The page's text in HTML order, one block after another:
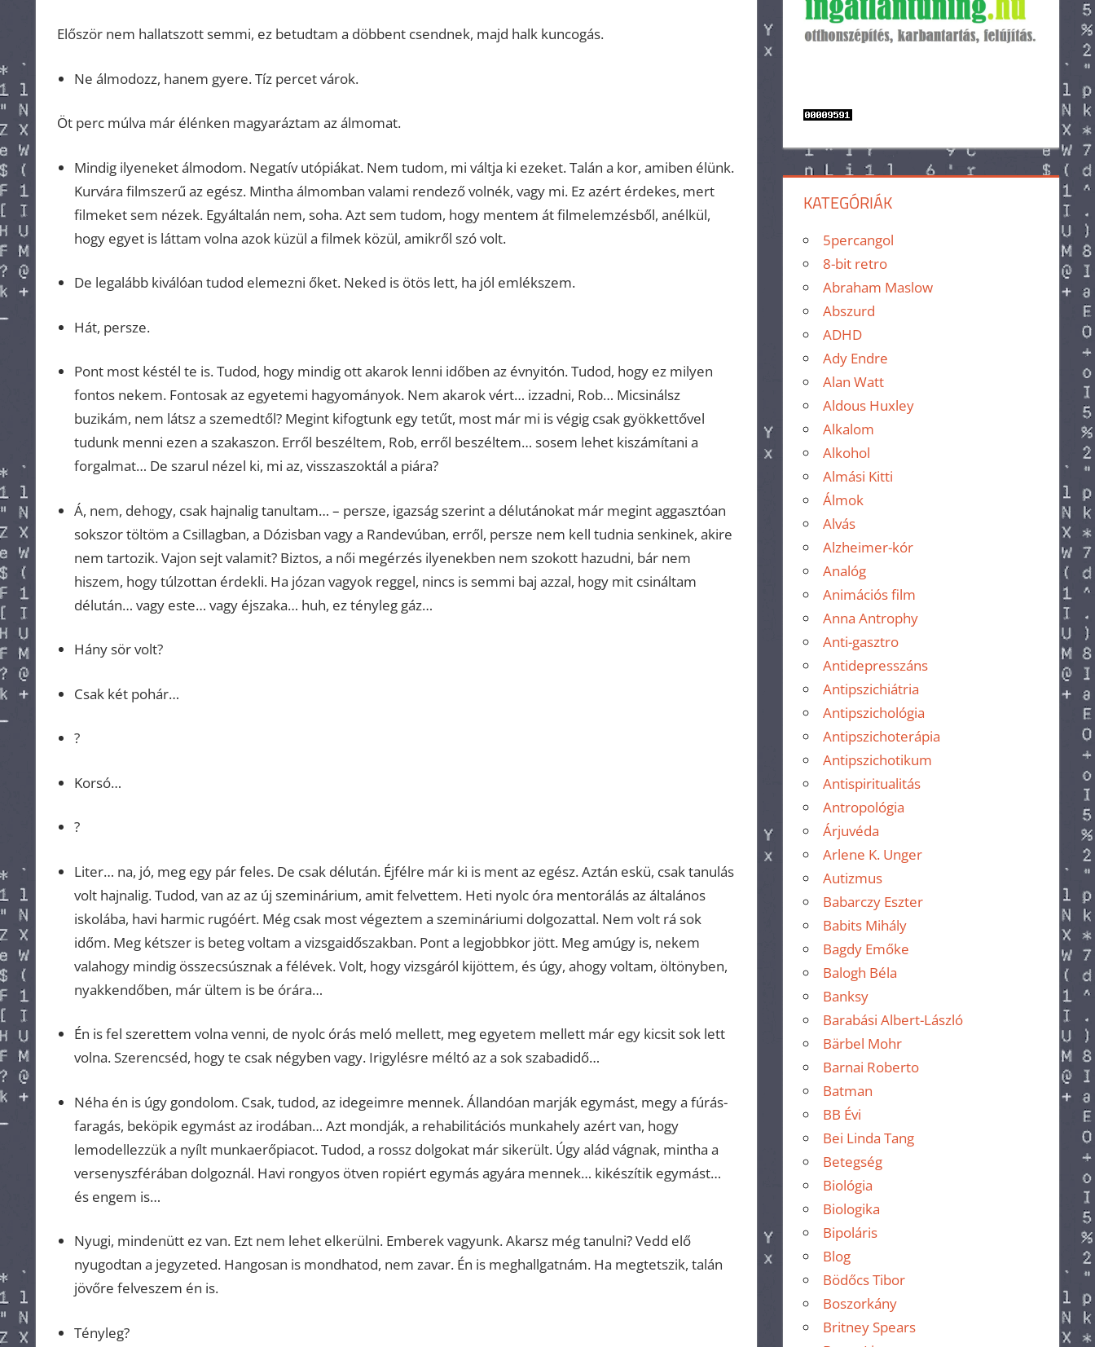
Először nem hallatszott semmi, ez betudtam a döbbent csendnek, majd halk kuncogás.
Ne álmodozz, hanem gyere. Tíz percet várok.
Öt perc múlva már élénken magyaráztam az álmomat.
Mindig ilyeneket álmodom. Negatív utópiákat. Nem tudom, mi váltja ki ezeket. Talán a kor, amiben élünk.
Kurvára filmszerű az egész. Mintha álmomban valami rendező volnék, vagy mi. Ez azért érdekes, mert
filmeket sem nézek. Egyáltalán nem, soha. Azt sem tudom, hogy mentem át filmelemzésből, anélkül,
hogy egyet is láttam volna azok küzül a filmek közül, amikről szó volt.
De legalább kiválóan tudod elemezni őket. Neked is ötös lett, ha jól emlékszem.
Hát, persze.
Pont most késtél te is. Tudod, hogy mindig ott akarok lenni időben az évnyitón. Tudod, hogy ez milyen
fontos nekem. Fontosak az egyetemi hagyományok. Nem akarok vért… izzadni, Rob… Micsinálsz
buzikám, nem látsz a szemedtől? Megint kifogtunk egy tetűt, most már mi is végig csak gyökkettővel
tudunk menni ezen a szakaszon. Erről beszéltem, Rob, erről beszéltem… sosem lehet kiszámítani a
forgalmat… De szarul nézel ki, mi az, visszaszoktál a piára?
Á, nem, dehogy, csak hajnalig tanultam… – persze, igazság szerint a délutánokat már megint aggasztóan
sokszor töltöm a Csillagban, a Dózisban vagy a Randevúban, erről, persze nem kell tudnia senkinek, akire
nem tartozik. Vajon sejt valamit? Biztos, a női megérzés ilyenekben nem szokott hazudni, bár nem
hiszem, hogy túlzottan érdekli. Ha józan vagyok reggel, nincs is semmi baj azzal, hogy mit csináltam
délután… vagy este… vagy éjszaka… huh, ez tényleg gáz…
Hány sör volt?
Csak két pohár…
?
Korsó…
?
Liter… na, jó, meg egy pár feles. De csak délután. Éjfélre már ki is ment az egész. Aztán eskü, csak tanulás
volt hajnalig. Tudod, van az az új szeminárium, amit felvettem. Heti nyolc óra mentorálás az általános
iskolába, havi harmic rugóért. Még csak most végeztem a szemináriumi dolgozattal. Nem volt rá sok
időm. Meg kétszer is beteg voltam a vizsgaidőszakban. Pont a legjobbkor jött. Meg amúgy is, nekem
valahogy mindig összecsúsznak a félévek. Volt, hogy vizsgáról kijöttem, és úgy, ahogy voltam, öltönyben,
nyakkendőben, már ültem is be órára…
Én is fel szerettem volna venni, de nyolc órás meló mellett, meg egyetem mellett már egy kicsit sok lett
volna. Szerencséd, hogy te csak négyben vagy. Irigylésre méltó az a sok szabadidő…
Néha én is úgy gondolom. Csak, tudod, az idegeimre mennek. Állandóan marják egymást, megy a fúrás-
faragás, beköpik egymást az irodában… Azt mondják, a rehabilitációs munkahely azért van, hogy
lemodellezzük a nyílt munkaerőpiacot. Tudod, a rossz dolgokat már sikerült. Úgy alád vágnak, mintha a
versenyszférában dolgoznál. Havi rongyos ötven ropiért egymás agyára mennek… kikészítik egymást…
és engem is…
Nyugi, mindenütt ez van. Ezt nem lehet elkerülni. Emberek vagyunk. Akarsz még tanulni? Vedd elő
nyugodtan a jegyzeted. Hangosan is mondhatod, nem zavar. Én is meghallgatnám. Ha megtetszik, talán
jövőre felveszem én is.
Tényleg?
KATEGÓRIÁK
5percangol
8-bit retro
Abraham Maslow
Abszurd
ADHD
Ady Endre
Alan Watt
Aldous Huxley
Alkalom
Alkohol
Almási Kitti
Álmok
Alvás
Alzheimer-kór
Analóg
Animációs film
Anna Antrophy
Anti-gasztro
Antidepresszáns
Antipszichiátria
Antipszichológia
Antipszichoterápia
Antipszichotikum
Antispiritualitás
Antropológia
Árjuvéda
Arlene K. Unger
Autizmus
Babarczy Eszter
Babits Mihály
Bagdy Emőke
Balogh Béla
Banksy
Barabási Albert-László
Bärbel Mohr
Barnai Roberto
Batman
BB Évi
Bei Linda Tang
Betegség
Biológia
Biologika
Bipoláris
Blog
Bödőcs Tibor
Boszorkány
Britney Spears